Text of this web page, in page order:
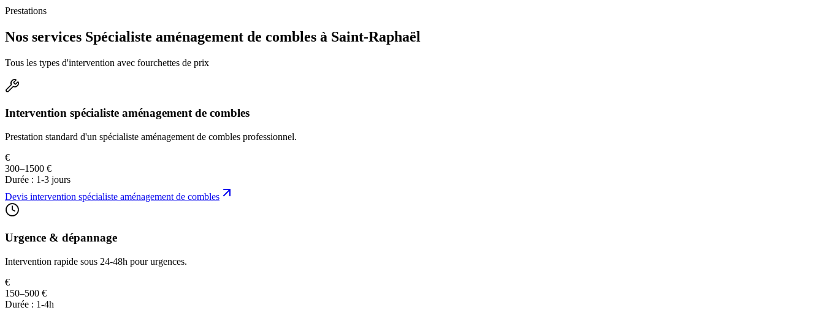
Prestations
Nos services Spécialiste aménagement de combles à Saint-Raphaël
Tous les types d'intervention avec fourchettes de prix
Intervention spécialiste aménagement de combles
Prestation standard d'un spécialiste aménagement de combles professionnel.
€
300–1500 €
Durée : 1-3 jours
Devis intervention spécialiste aménagement de combles
Urgence & dépannage
Intervention rapide sous 24-48h pour urgences.
€
150–500 €
Durée : 1-4h